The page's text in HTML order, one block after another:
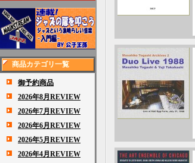
商品カテゴリ一覧
御予約商品
2026年8月REVIEW
2026年7月REVIEW
2026年6月REVIEW
2026年5月REVIEW
2026年4月REVIEW